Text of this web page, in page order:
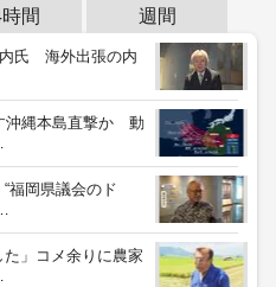
間 週間
内氏 海外出張の内
沖縄本島直撃か 動
福岡県議会のド
た」コメ余りに農家